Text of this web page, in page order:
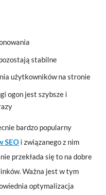
stabilne
użytkowników na stronie
ogon jest szybsze i
bardzo popularny
SEO i związanego z nim
przekłada się to na dobre
Ważna jest w tym
optymalizacja